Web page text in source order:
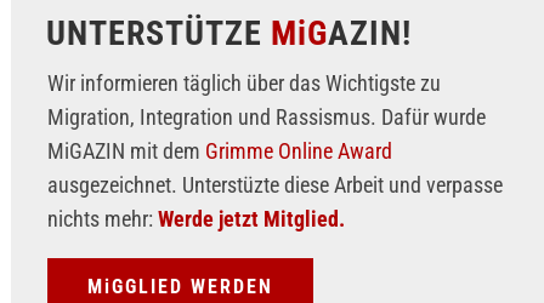
UNTERSTÜTZE MiGAZIN!
Wir informieren täglich über das Wichtigste zu
Migration, Integration und Rassismus. Dafür wurde
MiGAZIN mit dem Grimme Online Award
ausgezeichnet. Unterstüzte diese Arbeit und verpasse
nichts mehr: Werde jetzt Mitglied.
MiGGLIED WERDEN